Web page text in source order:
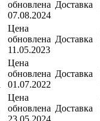
обновлена
07.08.2024
Доставка
Цена
обновлена
11.05.2023
Доставка
Цена
обновлена
01.07.2022
Доставка
Цена
обновлена
23.05.2024
Доставка